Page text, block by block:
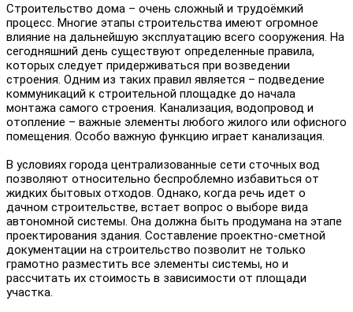
Строительство дома – очень сложный и трудоёмкий
процесс. Многие этапы строительства имеют огромное
влияние на дальнейшую эксплуатацию всего сооружения. На
сегодняшний день существуют определенные правила,
которых следует придерживаться при возведении
строения. Одним из таких правил является – подведение
коммуникаций к строительной площадке до начала
монтажа самого строения. Канализация, водопровод и
отопление – важные элементы любого жилого или офисного
помещения. Особо важную функцию играет канализация.
В условиях города централизованные сети сточных вод
позволяют относительно беспроблемно избавиться от
жидких бытовых отходов. Однако, когда речь идет о
дачном строительстве, встает вопрос о выборе вида
автономной системы. Она должна быть продумана на этапе
проектирования здания. Составление проектно-сметной
документации на строительство позволит не только
грамотно разместить все элементы системы, но и
рассчитать их стоимость в зависимости от площади
участка.